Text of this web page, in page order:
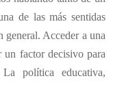
de las más sentidas
general. Acceder a una
un factor decisivo para
política educativa,